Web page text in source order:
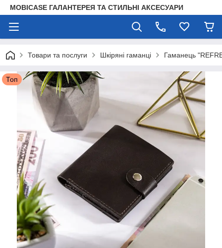
MOBICASE ГАЛАНТЕРЕЯ ТА СТИЛЬНІ АКСЕСУАРИ
Товари та послуги Шкіряні гаманці Гаманець
Топ